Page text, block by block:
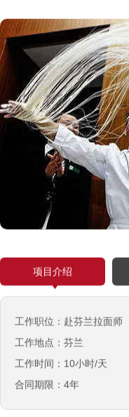
项目介绍
工作职位：赴芬兰拉面师
工作地点：芬兰
工作时间：10小时/天
合同期限：4年